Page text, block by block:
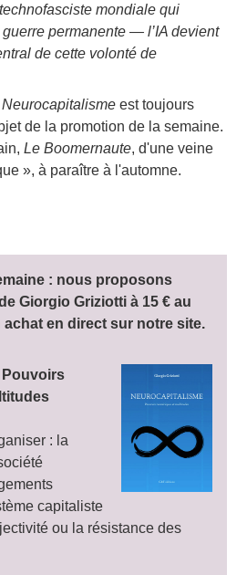
mondiale qui
permanente — l’IA devient
de cette volonté de
Neurocapitalisme est toujours
de la promotion de la semaine.
Le Boomernaute, d'une veine
», à paraître à l'automne.
: nous proposons
Giorgio Griziotti à 15 € au
achat en direct sur notre site.
Pouvoirs
: la
capitaliste
ou la résistance des